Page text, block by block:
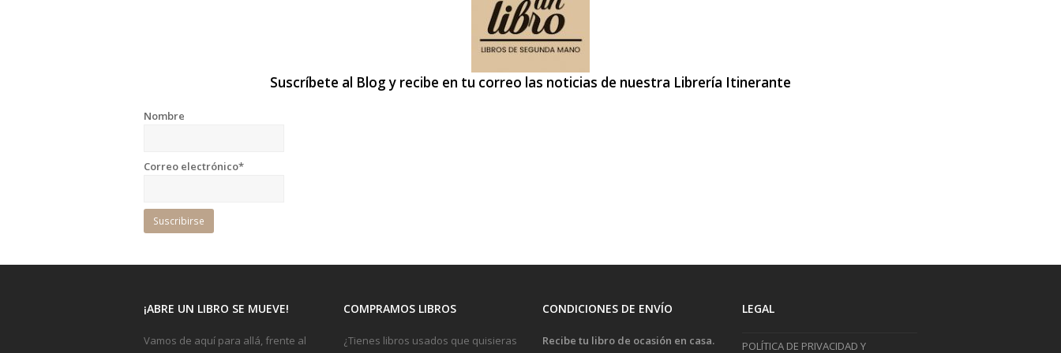
Suscríbete al Blog y recibe en tu correo las noticias de nuestra Librería Itinerante
Nombre
Correo electrónico*
¡ABRE UN LIBRO SE MUEVE!
Vamos de aquí para allá, frente al
COMPRAMOS LIBROS
¿Tienes libros usados que quisieras
CONDICIONES DE ENVÍO
Recibe tu libro de ocasión en casa.
LEGAL
POLÍTICA DE PRIVACIDAD Y